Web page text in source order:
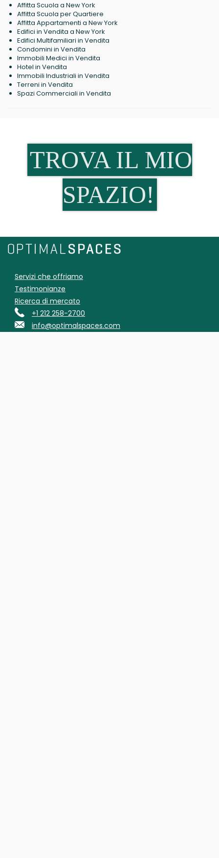
Affitta Scuola a New York
Affitta Scuola per Quartiere
Affitta Appartamenti a New York
Edifici in Vendita a New York
Edifici Multifamiliari in Vendita
Condomini in Vendita
Immobili Medici in Vendita
Hotel in Vendita
Immobili Industriali in Vendita
Terreni in Vendita
Spazi Commerciali in Vendita
TROVA IL MIO
SPAZIO!
Servizi che offriamo
Testimonianze
Ricerca di mercato
+1 212 258-2700
info@optimalspaces.com